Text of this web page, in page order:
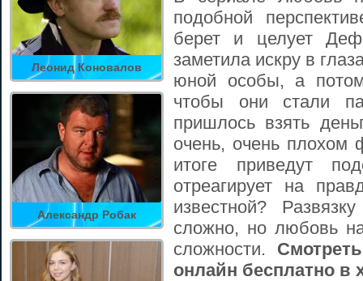
Леонид Коновалов
Александр Робак
подобной
берет и целует
заметила искру в
юной особы, а
чтобы они стали
пришлось взять
очень, очень плохом
итоге приведут
отреагирует на
известной?
сложно, но любовь
сложности.
онлайн бесплатно в